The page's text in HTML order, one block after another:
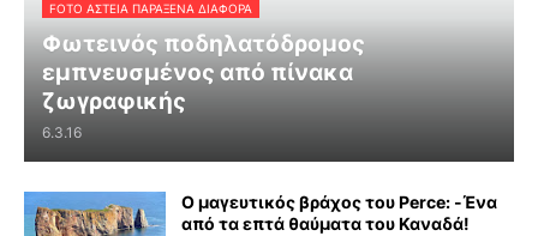
FOTO ΑΣΤΕΙΑ ΠΑΡΑΞΕΝΑ ΔΙΑΦΟΡΑ
Φωτεινός ποδηλατόδρομος
εμπνευσμένος από πίνακα
ζωγραφικής
6.3.16
Ο μαγευτικός βράχος του Perce: -Ένα
από τα επτά θαύματα του Καναδά!